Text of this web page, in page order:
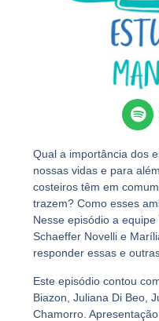
Qual a importância dos
nossas vidas e para
costeiros têm em
trazem? Como esses
Nesse episódio a
Schaeffer Novelli e
responder essas e
Este episódio contou
Biazon, Juliana Di Beo,
Chamorro.